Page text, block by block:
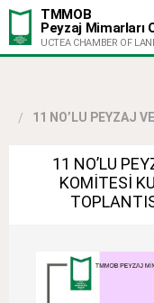
TMMOB
Peyzaj Mimarları
UCTEA CHAMBER OF
11 NO’LU PEYZAJ
11 NO’LU
KOMİTESİ